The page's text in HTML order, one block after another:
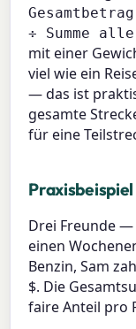
÷ Summe
mit einer
viel wie ein
— das ist
gesamte
für eine
Praxisbeispiel
Drei Freunde —
einen
Benzin, Sam
$. Die
faire Anteil pro